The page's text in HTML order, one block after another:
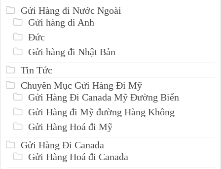
Gửi Hàng đi Nước Ngoài
Gửi hàng đi Anh
Đức
Gửi hàng đi Nhật Bản
Tin Tức
Chuyên Mục Gửi Hàng Đi Mỹ
Gửi Hàng Đi Canada Mỹ Đường Biển
Gửi Hàng đi Mỹ đường Hàng Không
Gửi Hàng Hoá đi Mỹ
Gửi Hàng Đi Canada
Gửi Hàng Hoá đi Canada